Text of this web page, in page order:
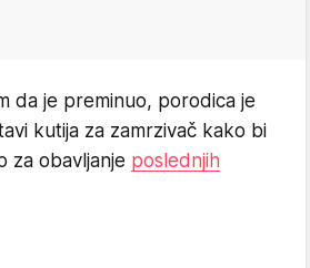
da je preminuo, porodica je
kutija za zamrzivač kako bi
za obavljanje poslednjih